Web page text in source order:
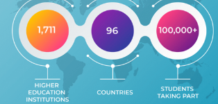
De acordo com o Ranking de Shanghai, a Universidade do Minho
obteve a sua melhor classificação nas áreas da Engenharia Civil e da
Ciência e Tecnologia Alimentar, integrando o top 75 mundial das
instituições de ensino superior. Os resultados mostram ainda que, a
nível nacional a UMinho é a universidade […]